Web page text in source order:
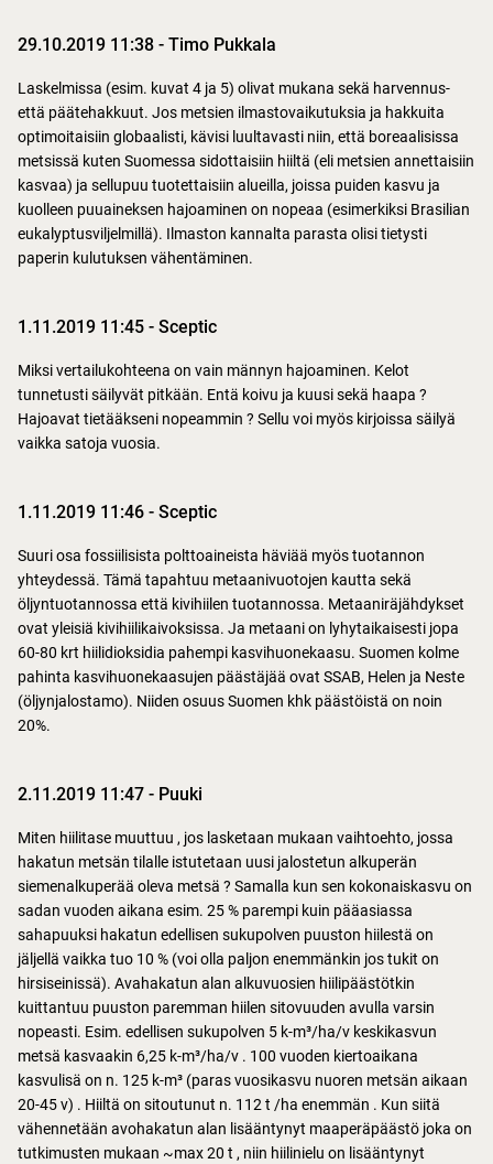
29.10.2019 11:38 - Timo Pukkala
Laskelmissa (esim. kuvat 4 ja 5) olivat mukana sekä harvennus-
että päätehakkuut. Jos metsien ilmastovaikutuksia ja hakkuita
optimoitaisiin globaalisti, kävisi luultavasti niin, että boreaalisissa
metsissä kuten Suomessa sidottaisiin hiiltä (eli metsien annettaisiin
kasvaa) ja sellupuu tuotettaisiin alueilla, joissa puiden kasvu ja
kuolleen puuaineksen hajoaminen on nopeaa (esimerkiksi Brasilian
eukalyptusviljelmillä). Ilmaston kannalta parasta olisi tietysti
paperin kulutuksen vähentäminen.
1.11.2019 11:45 - Sceptic
Miksi vertailukohteena on vain männyn hajoaminen. Kelot
tunnetusti säilyvät pitkään. Entä koivu ja kuusi sekä haapa ?
Hajoavat tietääkseni nopeammin ? Sellu voi myös kirjoissa säilyä
vaikka satoja vuosia.
1.11.2019 11:46 - Sceptic
Suuri osa fossiilisista polttoaineista häviää myös tuotannon
yhteydessä. Tämä tapahtuu metaanivuotojen kautta sekä
öljyntuotannossa että kivihiilen tuotannossa. Metaaniräjähdykset
ovat yleisiä kivihiilikaivoksissa. Ja metaani on lyhytaikaisesti jopa
60-80 krt hiilidioksidia pahempi kasvihuonekaasu. Suomen kolme
pahinta kasvihuonekaasujen päästäjää ovat SSAB, Helen ja Neste
(öljynjalostamo). Niiden osuus Suomen khk päästöistä on noin
20%.
2.11.2019 11:47 - Puuki
Miten hiilitase muuttuu , jos lasketaan mukaan vaihtoehto, jossa
hakatun metsän tilalle istutetaan uusi jalostetun alkuperän
siemenalkuperää oleva metsä ? Samalla kun sen kokonaiskasvu on
sadan vuoden aikana esim. 25 % parempi kuin pääasiassa
sahapuuksi hakatun edellisen sukupolven puuston hiilestä on
jäljellä vaikka tuo 10 % (voi olla paljon enemmänkin jos tukit on
hirsiseinissä). Avahakatun alan alkuvuosien hiilipäästötkin
kuittantuu puuston paremman hiilen sitovuuden avulla varsin
nopeasti. Esim. edellisen sukupolven 5 k-m³/ha/v keskikasvun
metsä kasvaakin 6,25 k-m³/ha/v . 100 vuoden kiertoaikana
kasvulisä on n. 125 k-m³ (paras vuosikasvu nuoren metsän aikaan
20-45 v) . Hiiltä on sitoutunut n. 112 t /ha enemmän . Kun siitä
vähennetään avohakatun alan lisääntynyt maaperäpäästö joka on
tutkimusten mukaan ~max 20 t , niin hiilinielu on lisääntynyt